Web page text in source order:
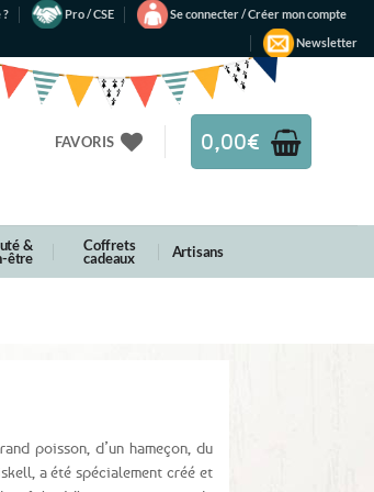
? Pro / CSE
Se connecter / Créer mon compte
Newsletter
FAVORIS 0,00€
&
être
Coffrets
cadeaux Artisans
poisson, d’un hameçon, du
a été spécialement créé et